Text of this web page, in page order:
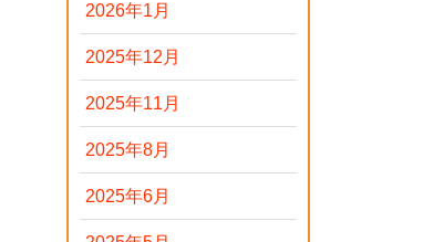
2026年1月
2025年12月
2025年11月
2025年8月
2025年6月